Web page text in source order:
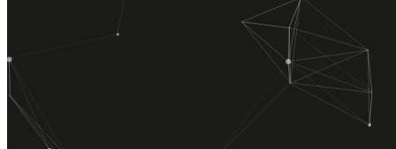
ÜRÜNLERİMİZ
Şofbenler